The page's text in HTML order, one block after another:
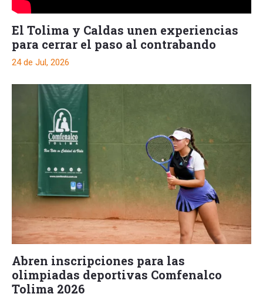
El Tolima y Caldas unen experiencias
para cerrar el paso al contrabando
24 de Jul, 2026
Abren inscripciones para las
olimpiadas deportivas Comfenalco
Tolima 2026